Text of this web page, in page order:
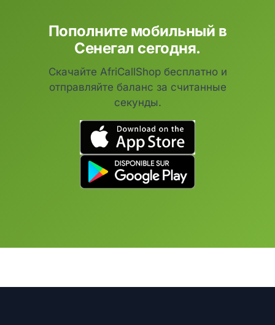
Пополните мобильный в
Сенегал сегодня.
Скачайте AfriCallShop бесплатно и
отправляйте баланс за считанные
секунды.